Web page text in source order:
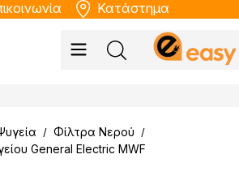
Κατάστημα
/ Φίλτρα Νερού /
General Electric MWF